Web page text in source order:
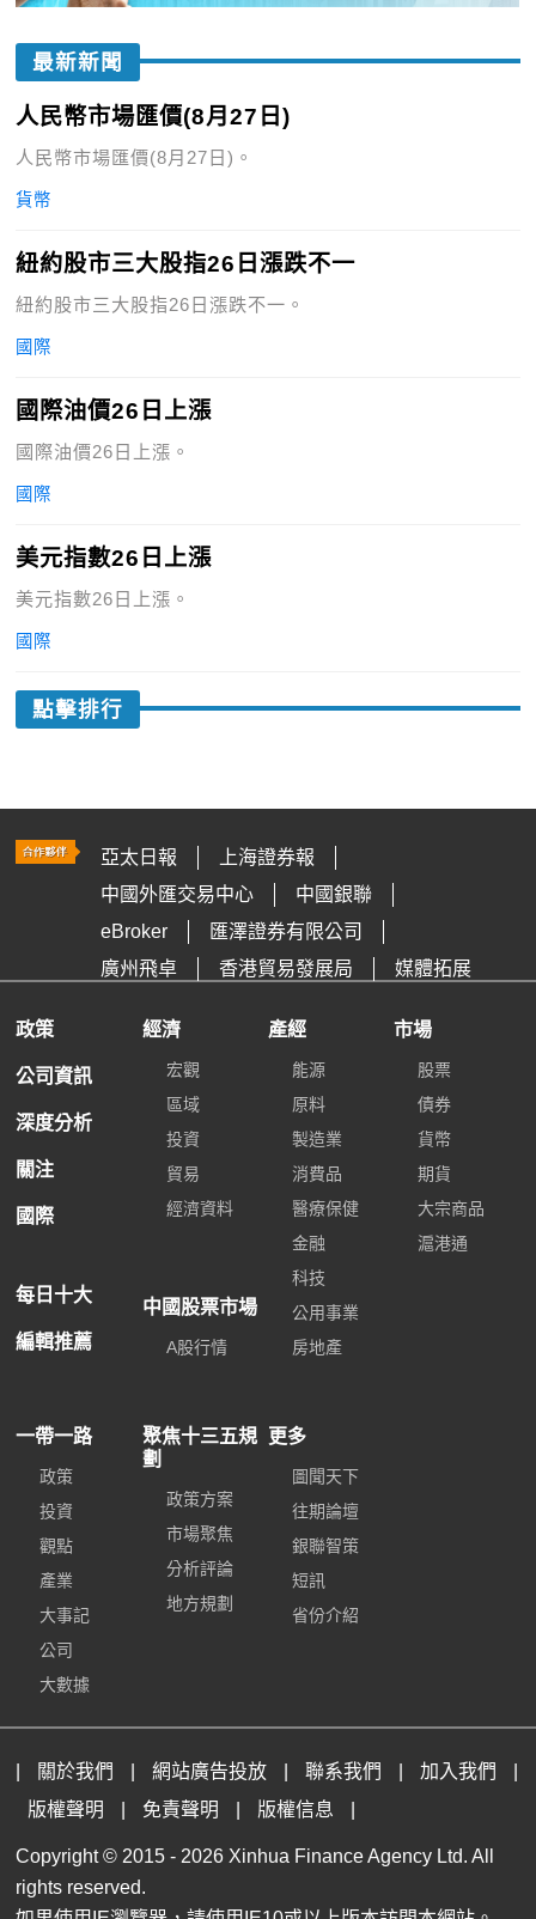
最新新聞
人民幣市場匯價(8月27日)
人民幣市場匯價(8月27日)。
貨幣
紐約股市三大股指26日漲跌不一
紐約股市三大股指26日漲跌不一。
國際
國際油價26日上漲
國際油價26日上漲。
國際
美元指數26日上漲
美元指數26日上漲。
國際
點擊排行
亞太日報
上海證券報
中國外匯交易中心
中國銀聯
eBroker
匯澤證券有限公司
廣州飛卓
香港貿易發展局 媒體拓展
政策
公司資訊
深度分析
關注
國際
每日十大
編輯推薦
經濟
宏觀
區域
投資
貿易
經濟資料
中國股票市場
A股行情
產經
能源
原料
製造業
消費品
醫療保健
金融
科技
公用事業
房地產
市場
股票
債券
貨幣
期貨
大宗商品
滬港通
一帶一路
政策
投資
觀點
產業
大事記
公司
大數據
聚焦十三五規
劃
政策方案
市場聚焦
分析評論
地方規劃
更多
圖聞天下
往期論壇
銀聯智策
短訊
省份介紹
關於我們 網站廣告投放 聯系我們 加入我們
版權聲明
免責聲明 版權信息
Copyright © 2015 - 2026 Xinhua Finance Agency Ltd. All
rights reserved.